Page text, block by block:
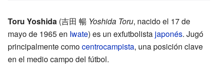
Toru Yoshida (吉田 暢 Yoshida Toru, nacido el 17 de
mayo de 1965 en Iwate) es un exfutbolista japonés. Jugó
principalmente comocentrocampista, una posición clave
en el medio campo del fútbol.